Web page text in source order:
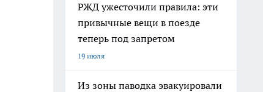
РЖД ужесточили правила: эти
привычные вещи в поезде
теперь под запретом
19 июля
Из зоны паводка эвакуировали